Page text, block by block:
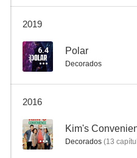
Trilogía del terror II
2019
6.4 Polar
Decorados
2016
-- Kim's
Decorados (13